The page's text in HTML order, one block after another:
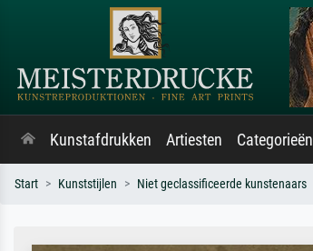
Kunstafdrukken Artiesten Categorieën
Start Kunststijlen Niet geclassificeerde kunstenaars